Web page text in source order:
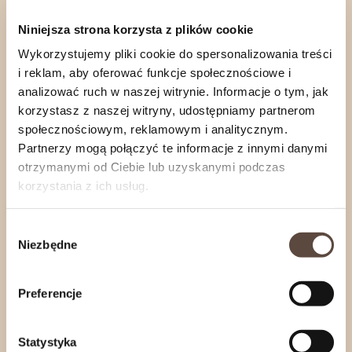
Niniejsza strona korzysta z plików cookie
Wykorzystujemy pliki cookie do spersonalizowania treści
i reklam, aby oferować funkcje społecznościowe i
analizować ruch w naszej witrynie. Informacje o tym, jak
korzystasz z naszej witryny, udostępniamy partnerom
społecznościowym, reklamowym i analitycznym.
Partnerzy mogą połączyć te informacje z innymi danymi
otrzymanymi od Ciebie lub uzyskanymi podczas
korzystania z ich usług.
zgody
Niezbędne
Preferencje
Statystyka
Informacje o produkcie
Rozwiń
zobacz również